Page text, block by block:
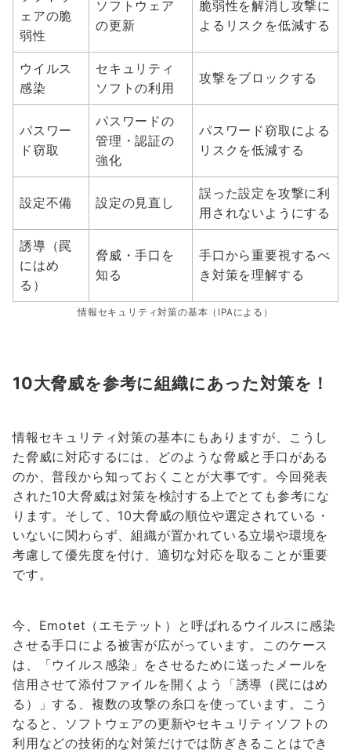
ェアの脆
弱性
ソフトウェア
の更新
脆弱性を解消し攻撃に
よるリスクを低減する
ウイルス
感染
セキュリティ
ソフトの利用
攻撃をブロックする
パスワー
ド窃取
パスワードの
管理・認証の
強化
パスワード窃取による
リスクを低減する
設定不備 設定の見直し
誤った設定を攻撃に利
用されないようにする
誘導（罠
にはめ
る）
脅威・手口を
知る
手口から重要視するべ
き対策を理解する
情報セキュリティ対策の基本（IPAによる）
10大脅威を参考に組織にあった対策を！
情報セキュリティ対策の基本にもありますが、こうし
た脅威に対応するには、どのような脅威と手口がある
のか、普段から知っておくことが大事です。今回発表
された10大脅威は対策を検討する上でとても参考にな
ります。そして、10大脅威の順位や選定されている・
いないに関わらず、組織が置かれている立場や環境を
考慮して優先度を付け、適切な対応を取ることが重要
です。
今、Emotet（エモテット）と呼ばれるウイルスに感染
させる手口による被害が広がっています。このケース
は、「ウイルス感染」をさせるために送ったメールを
信用させて添付ファイルを開くよう「誘導（罠にはめ
る）」する、複数の攻撃の糸口を使っています。こう
なると、ソフトウェアの更新やセキュリティソフトの
利用などの技術的な対策だけでは防ぎきることはでき